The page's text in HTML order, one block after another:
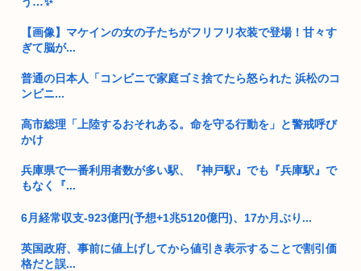
【画像】マケインの女の子たちがフリフリ衣装で登場！甘々す
ぎて脳が...
普通の日本人「コンビニで家庭ゴミ捨てたら怒られた 浜松のコ
ンビニ...
高市総理「上陸するおそれある。命を守る行動を」と警戒呼び
かけ
兵庫県で一番利用者数が多い駅、『神戸駅』でも『兵庫駅』で
もなく『...
6月経常収支-923億円(予想+1兆5120億円)、17か月ぶり...
英国政府、事前に値上げしてから値引き表示することで割引価
格だと誤...